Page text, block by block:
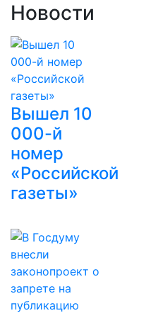
Новости
Вышел 10
000-й
номер
«Российской
газеты»